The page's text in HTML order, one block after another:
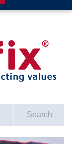
Search